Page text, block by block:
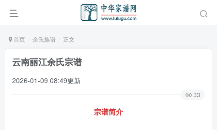
首页 余氏族谱 正文
云南丽江余氏宗谱
2026-01-09 08:49更新
33
宗谱简介